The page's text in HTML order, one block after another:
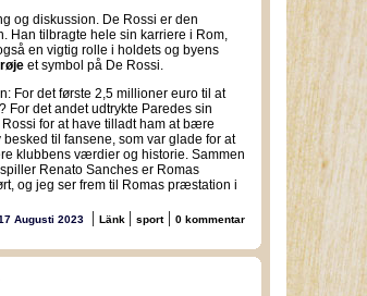
og diskussion. De Rossi er den
Han tilbragte hele sin karriere i Rom,
en vigtig rolle i holdets og byens
et symbol på De Rossi.
For det første 2,5 millioner euro til at
For det andet udtrykte Paredes sin
for at have tilladt ham at bære
til fansene, som var glade for at
klubbens værdier og historie. Sammen
Renato Sanches er Romas
og jeg ser frem til Romas præstation i
Augusti 2023 | Länk | sport| 0 kommentar